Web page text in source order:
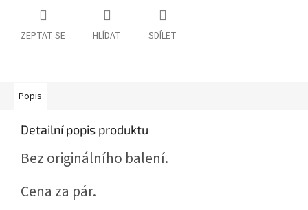
ZEPTAT SE HLÍDAT SDÍLET
Popis
Detailní popis produktu
Bez originálního balení.
Cena za pár.